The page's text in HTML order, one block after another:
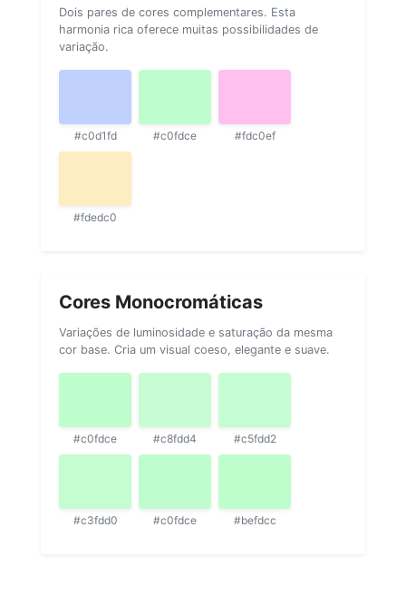
Dois pares de cores complementares. Esta
harmonia rica oferece muitas possibilidades de
variação.
#c0d1fd #c0fdce #fdc0ef
#fdedc0
Cores Monocromáticas
Variações de luminosidade e saturação da mesma
cor base. Cria um visual coeso, elegante e suave.
#c0fdce #c8fdd4 #c5fdd2
#c3fdd0 #c0fdce #befdcc